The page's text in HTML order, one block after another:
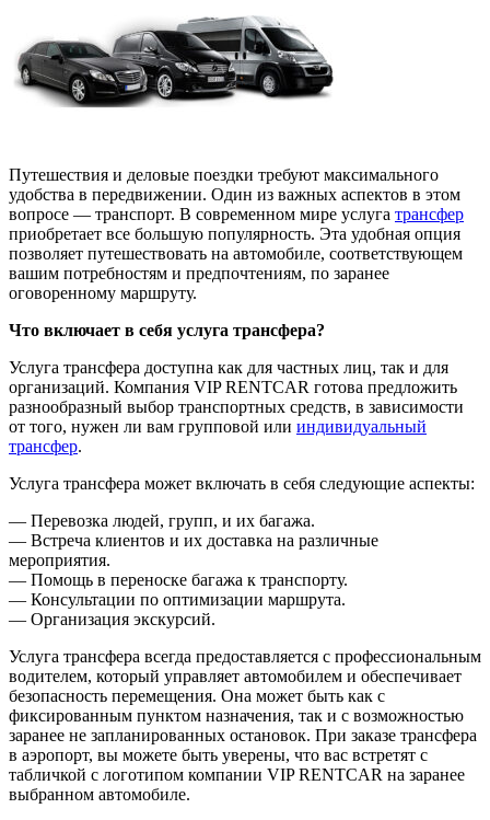
Путешествия и деловые поездки требуют максимального
удобства в передвижении. Один из важных аспектов в этом
вопросе — транспорт. В современном мире услуга трансфер
приобретает все большую популярность. Эта удобная опция
позволяет путешествовать на автомобиле, соответствующем
вашим потребностям и предпочтениям, по заранее
оговоренному маршруту.
Что включает в себя услуга трансфера?
Услуга трансфера доступна как для частных лиц, так и для
организаций. Компания VIP RENTCAR готова предложить
разнообразный выбор транспортных средств, в зависимости
от того, нужен ли вам групповой или индивидуальный
трансфер.
Услуга трансфера может включать в себя следующие аспекты:
— Перевозка людей, групп, и их багажа.
— Встреча клиентов и их доставка на различные
мероприятия.
— Помощь в переноске багажа к транспорту.
— Консультации по оптимизации маршрута.
— Организация экскурсий.
Услуга трансфера всегда предоставляется с профессиональным
водителем, который управляет автомобилем и обеспечивает
безопасность перемещения. Она может быть как с
фиксированным пунктом назначения, так и с возможностью
заранее не запланированных остановок. При заказе трансфера
в аэропорт, вы можете быть уверены, что вас встретят с
табличкой с логотипом компании VIP RENTCAR на заранее
выбранном автомобиле.